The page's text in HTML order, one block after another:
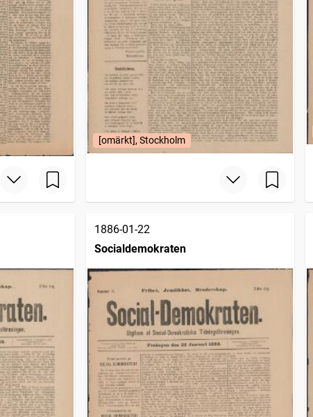
[omärkt], Stockholm
1886-01-22
Socialdemokraten